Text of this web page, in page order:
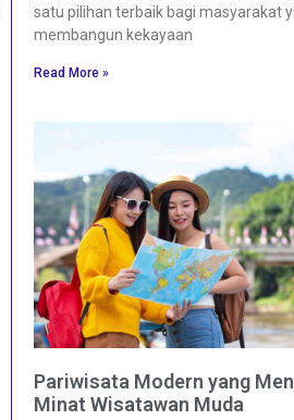
satu pilihan terbaik bagi masyarakat
membangun kekayaan
Read More »
Pariwisata Modern yang
Minat Wisatawan Muda